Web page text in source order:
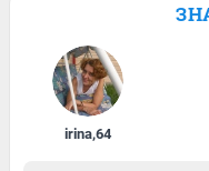
irina,64